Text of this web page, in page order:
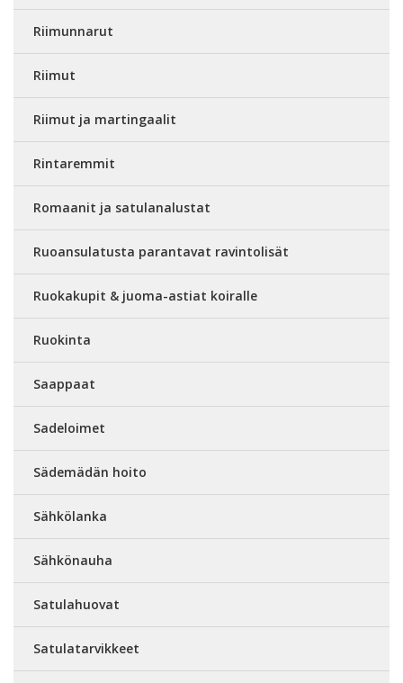
Riimunnarut
Riimut
Riimut ja martingaalit
Rintaremmit
Romaanit ja satulanalustat
Ruoansulatusta parantavat ravintolisät
Ruokakupit & juoma-astiat koiralle
Ruokinta
Saappaat
Sadeloimet
Sädemädän hoito
Sähkölanka
Sähkönauha
Satulahuovat
Satulatarvikkeet